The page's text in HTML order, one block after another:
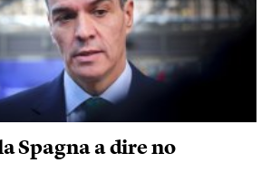
Spagna a dire no